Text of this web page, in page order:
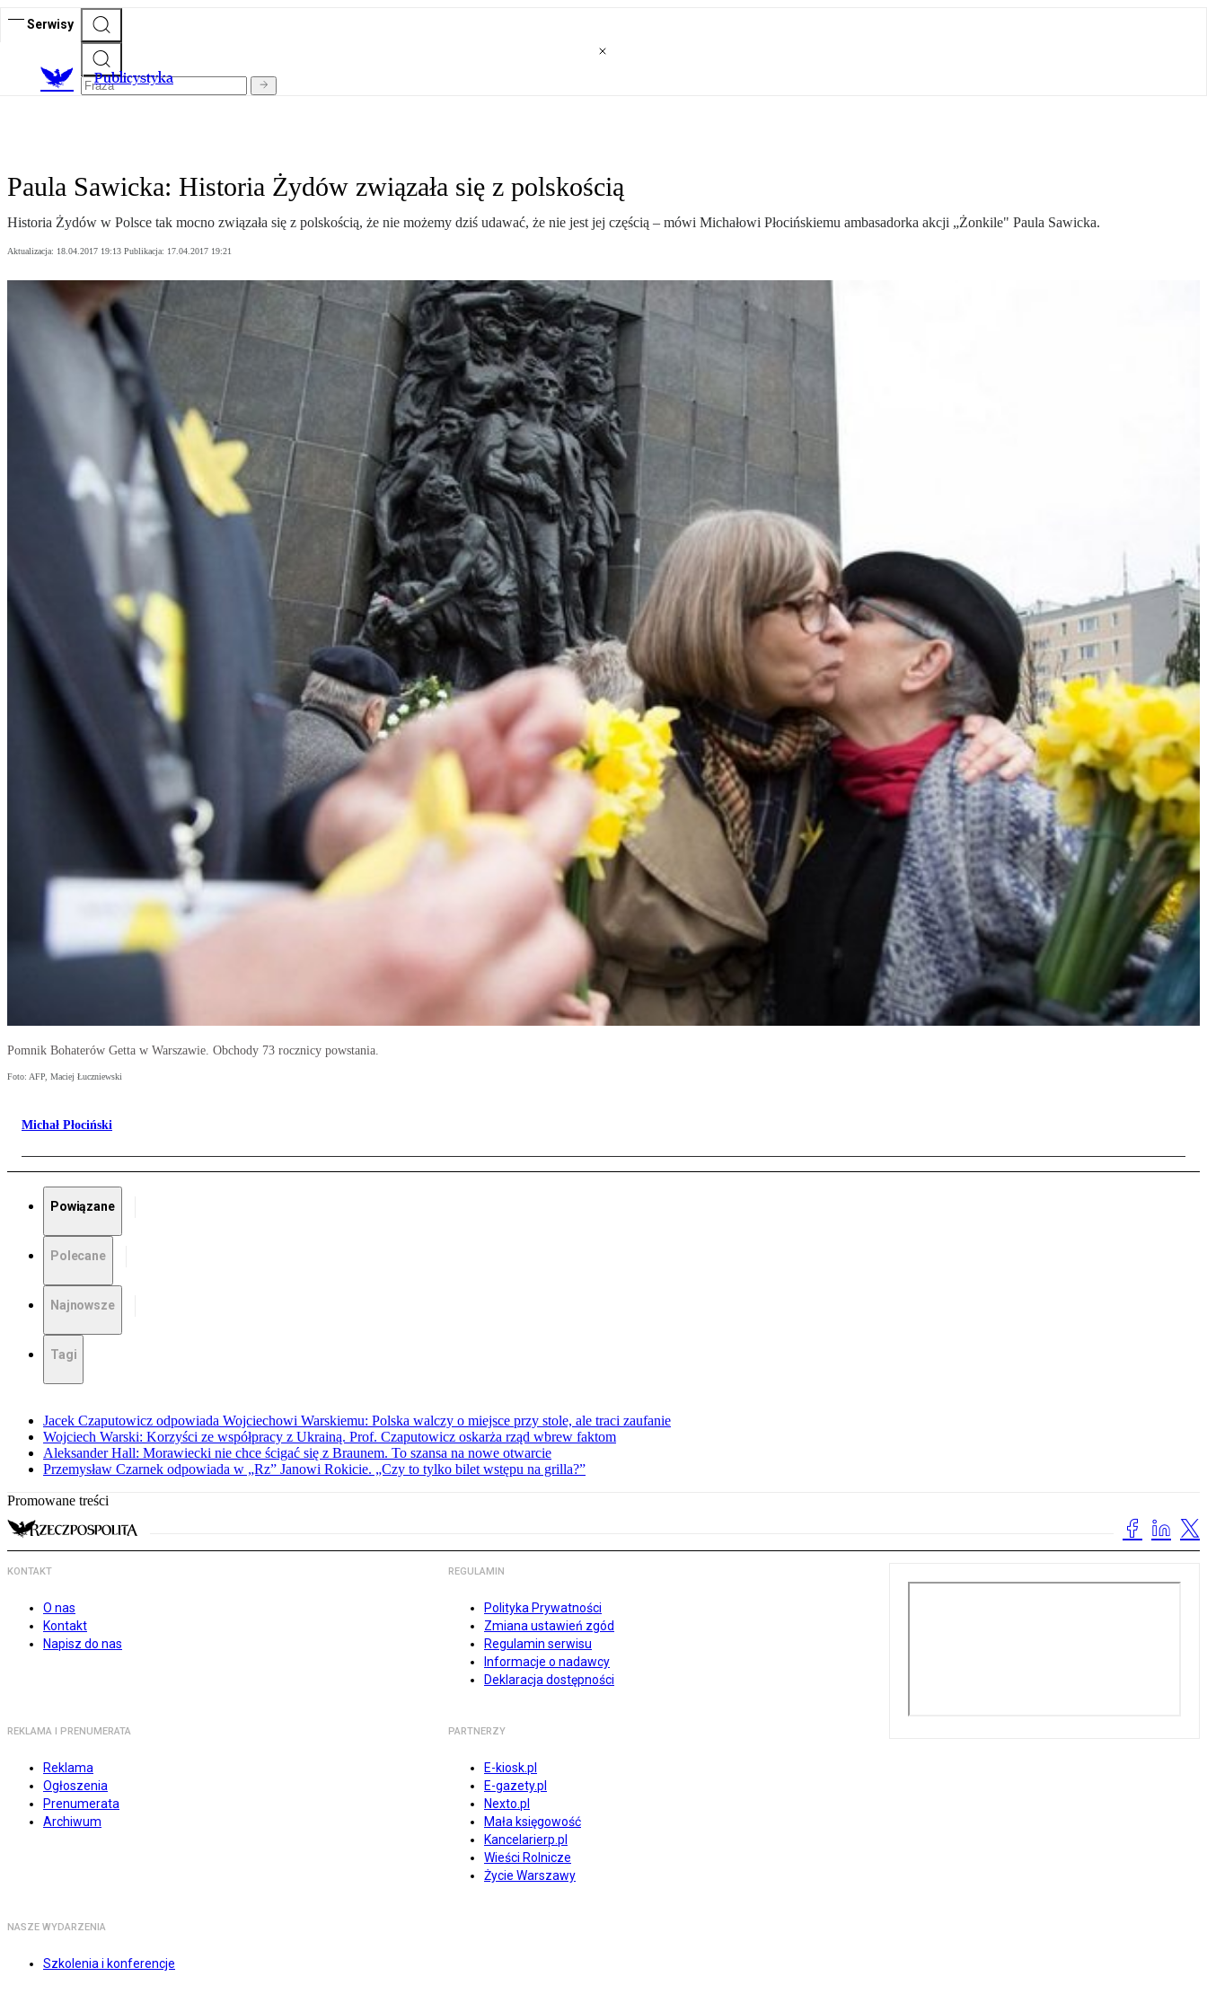
Serwisy
Publicystyka
Paula Sawicka: Historia Żydów związała się z polskością
Historia Żydów w Polsce tak mocno związała się z polskością, że nie możemy dziś udawać, że nie jest jej częścią – mówi Michałowi Płocińskiemu ambasadorka akcji „Żonkile" Paula Sawicka.
Aktualizacja: 18.04.2017 19:13 Publikacja: 17.04.2017 19:21
Pomnik Bohaterów Getta w Warszawie. Obchody 73 rocznicy powstania.
Foto: AFP, Maciej Łuczniewski
Michał Płociński
Powiązane
Polecane
Najnowsze
Tagi
Jacek Czaputowicz odpowiada Wojciechowi Warskiemu: Polska walczy o miejsce przy stole, ale traci zaufanie
Wojciech Warski: Korzyści ze współpracy z Ukrainą. Prof. Czaputowicz oskarża rząd wbrew faktom
Aleksander Hall: Morawiecki nie chce ścigać się z Braunem. To szansa na nowe otwarcie
Przemysław Czarnek odpowiada w „Rz” Janowi Rokicie. „Czy to tylko bilet wstępu na grilla?”
Promowane treści
KONTAKT
O nas
Kontakt
Napisz do nas
REGULAMIN
Polityka Prywatności
Zmiana ustawień zgód
Regulamin serwisu
Informacje o nadawcy
Deklaracja dostępności
REKLAMA I PRENUMERATA
Reklama
Ogłoszenia
Prenumerata
Archiwum
PARTNERZY
E-kiosk.pl
E-gazety.pl
Nexto.pl
Mała księgowość
Kancelarierp.pl
Wieści Rolnicze
Życie Warszawy
NASZE WYDARZENIA
Szkolenia i konferencje